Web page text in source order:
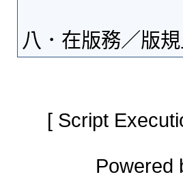
八．在版務／版
[ Script
Powered